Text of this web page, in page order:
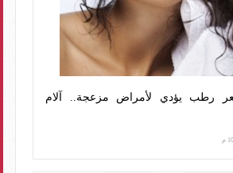
رطب يؤدي لأمراض مزعجة.. آلام